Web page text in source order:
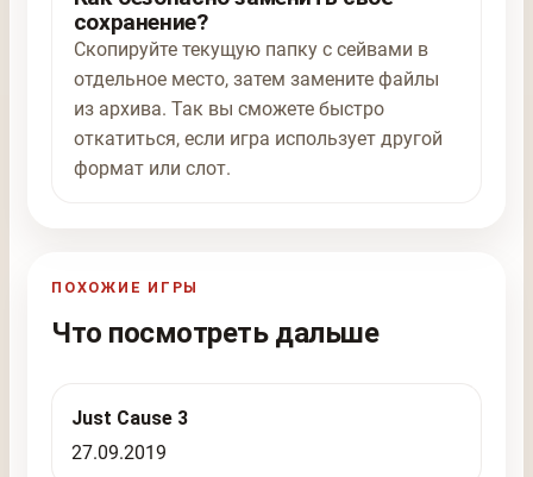
сохранение?
Скопируйте текущую папку с сейвами в
отдельное место, затем замените файлы
из архива. Так вы сможете быстро
откатиться, если игра использует другой
формат или слот.
ПОХОЖИЕ ИГРЫ
Что посмотреть дальше
Just Cause 3
27.09.2019